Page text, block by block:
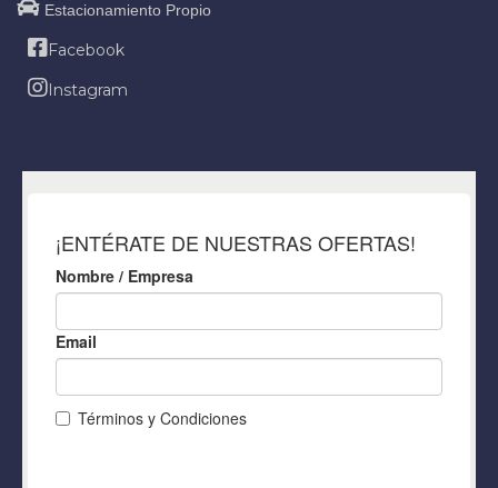
Estacionamiento Propio
Facebook
Instagram